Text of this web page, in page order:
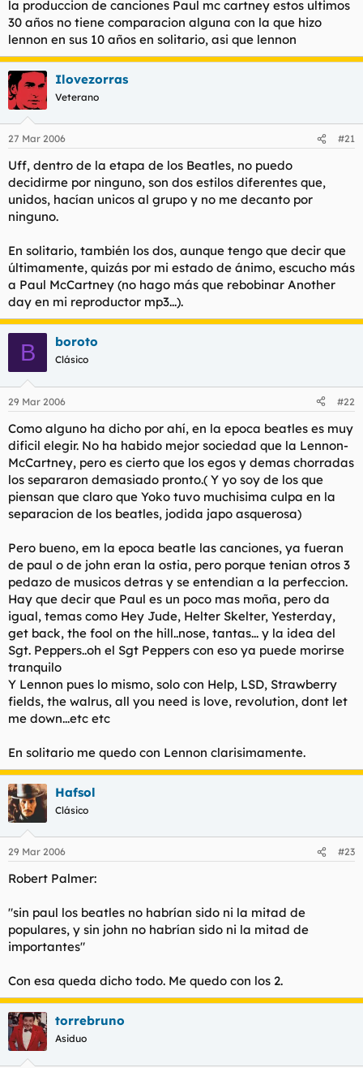
la produccion de canciones Paul mc cartney estos ultimos
30 años no tiene comparacion alguna con la que hizo
lennon en sus 10 años en solitario, asi que lennon
Ilovezorras
Veterano
27 Mar 2006 #21
Uff, dentro de la etapa de los Beatles, no puedo
decidirme por ninguno, son dos estilos diferentes que,
unidos, hacían unicos al grupo y no me decanto por
ninguno.
En solitario, también los dos, aunque tengo que decir que
últimamente, quizás por mi estado de ánimo, escucho más
a Paul McCartney (no hago más que rebobinar Another
day en mi reproductor mp3...).
B boroto
Clásico
29 Mar 2006 #22
Como alguno ha dicho por ahí, en la epoca beatles es muy
dificil elegir. No ha habido mejor sociedad que la Lennon-
McCartney, pero es cierto que los egos y demas chorradas
los separaron demasiado pronto.( Y yo soy de los que
piensan que claro que Yoko tuvo muchisima culpa en la
separacion de los beatles, jodida japo asquerosa)
Pero bueno, em la epoca beatle las canciones, ya fueran
de paul o de john eran la ostia, pero porque tenian otros 3
pedazo de musicos detras y se entendian a la perfeccion.
Hay que decir que Paul es un poco mas moña, pero da
igual, temas como Hey Jude, Helter Skelter, Yesterday,
get back, the fool on the hill..nose, tantas... y la idea del
Sgt. Peppers..oh el Sgt Peppers con eso ya puede morirse
tranquilo
Y Lennon pues lo mismo, solo con Help, LSD, Strawberry
fields, the walrus, all you need is love, revolution, dont let
me down...etc etc
En solitario me quedo con Lennon clarisimamente.
Hafsol
Clásico
29 Mar 2006 #23
Robert Palmer:
"sin paul los beatles no habrían sido ni la mitad de
populares, y sin john no habrían sido ni la mitad de
importantes"
Con esa queda dicho todo. Me quedo con los 2.
torrebruno
Asiduo